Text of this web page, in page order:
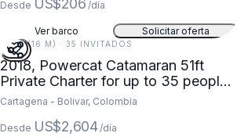
Desde US$206 /día
Ver barco Solicitar oferta
51 FT (16 M) · 35 INVITADOS
2018, Powercat Catamaran 51ft
Private Charter for up to 35 people
in Cartagena
Cartagena - Bolivar, Colombia
Desde US$2,604 /día